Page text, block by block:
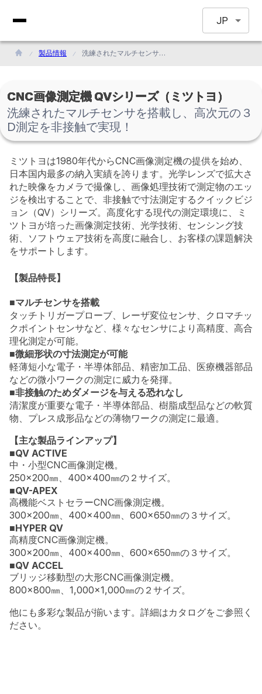
JP
製品情報 洗練されたマルチセンサを搭載し、高次元の３D測定を非接触で実現！
CNC画像測定機 QVシリーズ（ミツトヨ）
洗練されたマルチセンサを搭載し、高次元の３
D測定を非接触で実現！
ミツトヨは1980年代からCNC画像測定機の提供を始め、
日本国内最多の納入実績を誇ります。光学レンズで拡大さ
れた映像をカメラで撮像し、画像処理技術で測定物のエッ
ジを検出することで、非接触で寸法測定するクイックビジ
ョン（QV）シリーズ。高度化する現代の測定環境に、ミ
ツトヨが培った画像測定技術、光学技術、センシング技
術、ソフトウェア技術を高度に融合し、お客様の課題解決
をサポートします。
【製品特長】
■マルチセンサを搭載
タッチトリガープローブ、レーザ変位センサ、クロマチッ
クポイントセンサなど、様々なセンサにより高精度、高合
理化測定が可能。
■微細形状の寸法測定が可能
軽薄短小な電子・半導体部品、精密加工品、医療機器部品
などの微小ワークの測定に威力を発揮。
■非接触のためダメージを与える恐れなし
清潔度が重要な電子・半導体部品、樹脂成型品などの軟質
物、プレス成形品などの薄物ワークの測定に最適。
【主な製品ラインアップ】
■QV ACTIVE
中・小型CNC画像測定機。
250×200㎜、400×400㎜の２サイズ。
■QV-APEX
高機能ベストセラーCNC画像測定機。
300×200㎜、400×400㎜、600×650㎜の３サイズ。
■HYPER QV
高精度CNC画像測定機。
300×200㎜、400×400㎜、600×650㎜の３サイズ。
■QV ACCEL
ブリッジ移動型の大形CNC画像測定機。
800×800㎜、1,000×1,000㎜の２サイズ。
他にも多彩な製品が揃います。詳細はカタログをご参照く
ださい。